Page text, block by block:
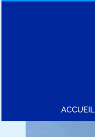
ACCUEIL